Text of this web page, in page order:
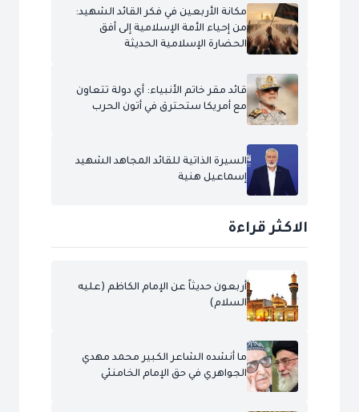
مكانة الأربعين في فكر القائد الشهيد:
من إحياء الأمة الإسلامية إلى أفق
الحضارة الإسلامية الحديثة
قائد مقر خاتم الأنبياء: أي دولة تتعاون
مع أمريكا ستحترق في أتون الحرب
السيرة الذاتية للقائد المجاهد الشهيد
إسماعيل هنية
الاكثر قراءة
أربعون حديثاً عن الإمام الكاظم (عليه
السلام)
ما أنشده الشاعر الكبير محمد مهدي
الجواهري في حق الإمام الخامنئي